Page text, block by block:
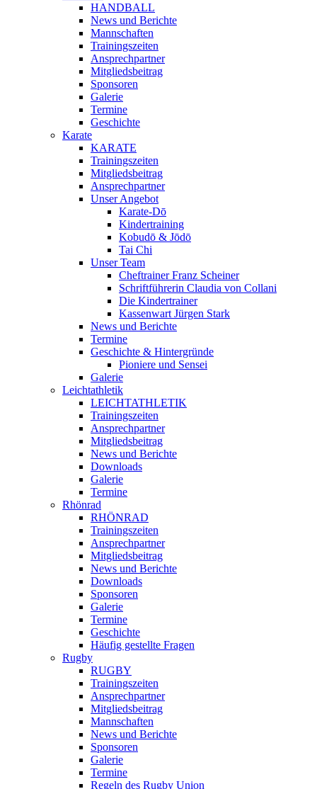
HANDBALL
News und Berichte
Mannschaften
Trainingszeiten
Ansprechpartner
Mitgliedsbeitrag
Sponsoren
Galerie
Termine
Geschichte
Karate
KARATE
Trainingszeiten
Mitgliedsbeitrag
Ansprechpartner
Unser Angebot
Karate-Dō
Kindertraining
Kobudō & Jōdō
Tai Chi
Unser Team
Cheftrainer Franz Scheiner
Schriftführerin Claudia von Collani
Die Kindertrainer
Kassenwart Jürgen Stark
News und Berichte
Termine
Geschichte & Hintergründe
Pioniere und Sensei
Galerie
Leichtathletik
LEICHTATHLETIK
Trainingszeiten
Ansprechpartner
Mitgliedsbeitrag
News und Berichte
Downloads
Galerie
Termine
Rhönrad
RHÖNRAD
Trainingszeiten
Ansprechpartner
Mitgliedsbeitrag
News und Berichte
Downloads
Sponsoren
Galerie
Termine
Geschichte
Häufig gestellte Fragen
Rugby
RUGBY
Trainingszeiten
Ansprechpartner
Mitgliedsbeitrag
Mannschaften
News und Berichte
Sponsoren
Galerie
Termine
Regeln des Rugby Union